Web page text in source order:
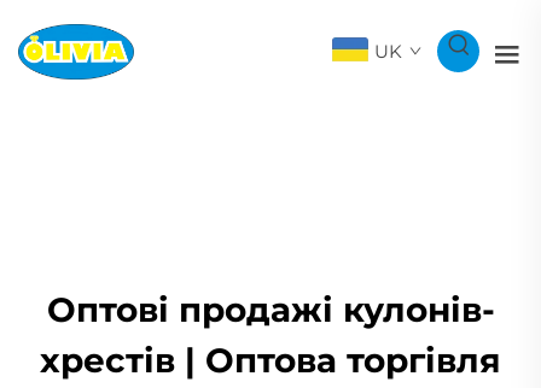
UK
Оптові продажі кулонів-
хрестів | Оптова торгівля